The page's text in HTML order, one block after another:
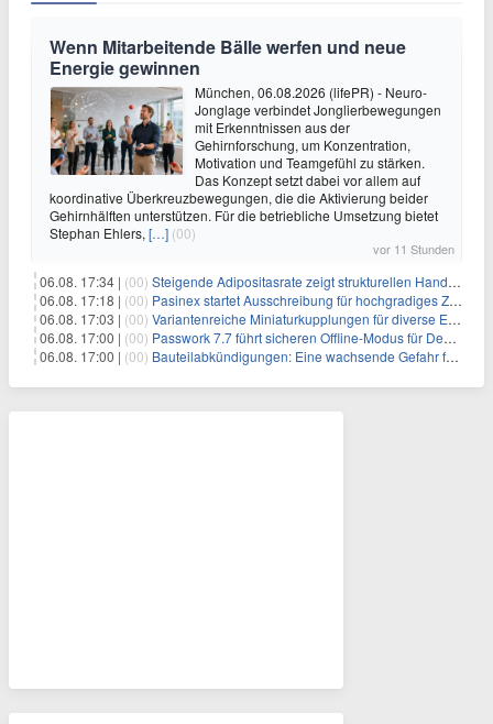
Wenn Mitarbeitende Bälle werfen und neue
Energie gewinnen
München, 06.08.2026 (lifePR) - Neuro-
Jonglage verbindet Jonglierbewegungen
mit Erkenntnissen aus der
Gehirnforschung, um Konzentration,
Motivation und Teamgefühl zu stärken.
Das Konzept setzt dabei vor allem auf
koordinative Überkreuzbewegungen, die die Aktivierung beider
Gehirnhälften unterstützen. Für die betriebliche Umsetzung bietet
Stephan Ehlers, […] (00)
vor 11 Stunden
06.08. 17:34 | (00) Steigende Adipositasrate zeigt strukturellen Handlungsbedarf bei der Ernährung schulpflichtiger Kinder
06.08. 17:18 | (00) Pasinex startet Ausschreibung für hochgradiges Zinksulfidkonzentrat mit Germanium- und Silbergehalten und stellt ein Betriebsupdate bereit
06.08. 17:03 | (00) Variantenreiche Miniaturkupplungen für diverse Einsatzbereiche
06.08. 17:00 | (00) Passwork 7.7 führt sicheren Offline-Modus für Desktop- und Mobile-Apps ein
06.08. 17:00 | (00) Bauteilabkündigungen: Eine wachsende Gefahr für industrielle Elektroniksysteme